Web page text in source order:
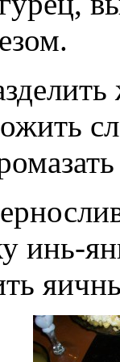
инь-